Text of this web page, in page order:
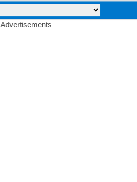
Advertisements